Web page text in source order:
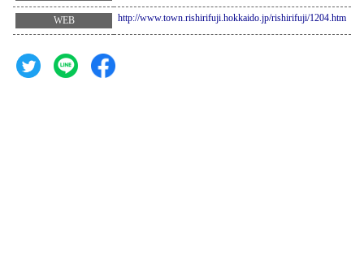
WEB http://www.town.rishirifuji.hokkaido.jp/rishirifuji/1204.htm